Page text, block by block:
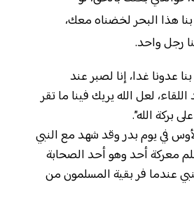
هذا البحر لخضناه معك،
رجل واحد.
عدونا غدا، إنا لصبر عند
لعل الله يريك فينا ما تقر
بركة الله”.
في يوم بدر وقد شهد مع النبي
معركة أحد وهو أحد الصحابة
عندما فر بقية المسلمون من